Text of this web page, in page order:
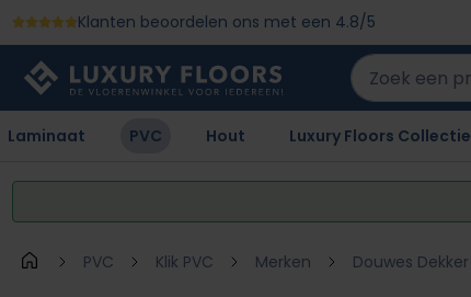
naar de hoofdinhoud
Ga naar de zoekopdracht
Ga naar de hoofdnavigatie
Klanten beoordelen ons met een 4.8/5
Laminaat PVC Hout Luxury Floors Collectie
PVC Klik PVC Merken Douwes Dekker